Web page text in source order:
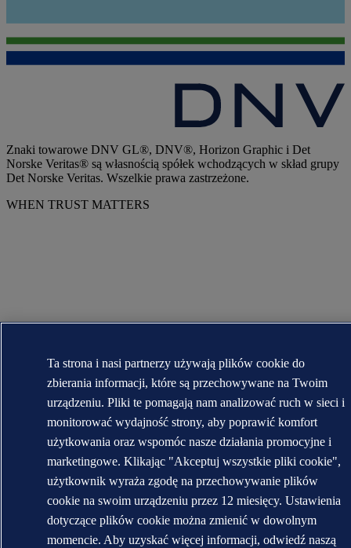
Znaki towarowe DNV GL®, DNV®, Horizon Graphic i Det
Norske Veritas® są własnością spółek wchodzących w skład grupy
Det Norske Veritas. Wszelkie prawa zastrzeżone.
WHEN TRUST MATTERS
Ta strona i nasi partnerzy używają plików cookie do
zbierania informacji, które są przechowywane na Twoim
urządzeniu. Pliki te pomagają nam analizować ruch w sieci i
monitorować wydajność strony, aby poprawić komfort
użytkowania oraz wspomóc nasze działania promocyjne i
marketingowe. Klikając "Akceptuj wszystkie pliki cookie",
użytkownik wyraża zgodę na przechowywanie plików
cookie na swoim urządzeniu przez 12 miesięcy. Ustawienia
dotyczące plików cookie można zmienić w dowolnym
momencie. Aby uzyskać więcej informacji, odwiedź naszą